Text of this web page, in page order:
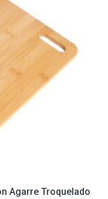
Agarre Troquelado